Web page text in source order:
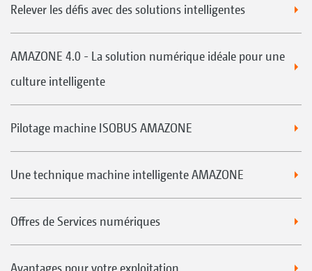
Relever les défis avec des solutions intelligentes
AMAZONE 4.0 - La solution numérique idéale pour une
culture intelligente
Pilotage machine ISOBUS AMAZONE
Une technique machine intelligente AMAZONE
Offres de Services numériques
Avantages pour votre exploitation